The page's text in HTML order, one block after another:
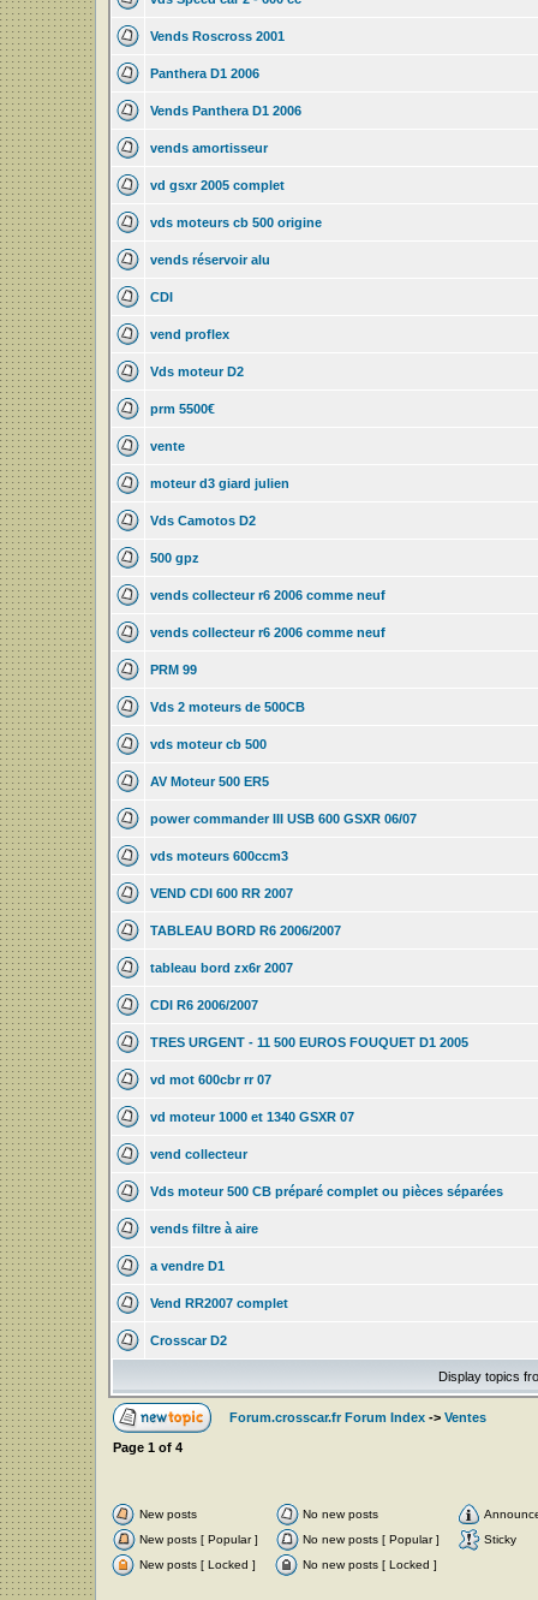
Vends Roscross 2001
Panthera D1 2006
Vends Panthera D1 2006
vends amortisseur
vd gsxr 2005 complet
vds moteurs cb 500 origine
vends réservoir alu
CDI
vend proflex
Vds moteur D2
prm 5500€
vente
moteur d3 giard julien
Vds Camotos D2
500 gpz
vends collecteur r6 2006 comme neuf
vends collecteur r6 2006 comme neuf
PRM 99
Vds 2 moteurs de 500CB
vds moteur cb 500
AV Moteur 500 ER5
power commander III USB 600 GSXR 06/07
vds moteurs 600ccm3
VEND CDI 600 RR 2007
TABLEAU BORD R6 2006/2007
tableau bord zx6r 2007
CDI R6 2006/2007
TRES URGENT - 11 500 EUROS FOUQUET D1 2005
vd mot 600cbr rr 07
vd moteur 1000 et 1340 GSXR 07
vend collecteur
Vds moteur 500 CB préparé complet ou pièces séparées
vends filtre à aire
a vendre D1
Vend RR2007 complet
Crosscar D2
Display topics
Forum.crosscar.fr Forum Index -> Ventes
Page 1 of 4
New posts No new posts
New posts [ Popular ]
No new posts [ Popular ]
Sticky
New posts [ Locked ]
No new posts [ Locked ]